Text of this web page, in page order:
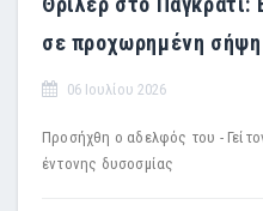
σε προχωρημένη
06 Ιουλίου 2026
Προσήχθη ο αδελφός του -
έντονης δυσοσμίας